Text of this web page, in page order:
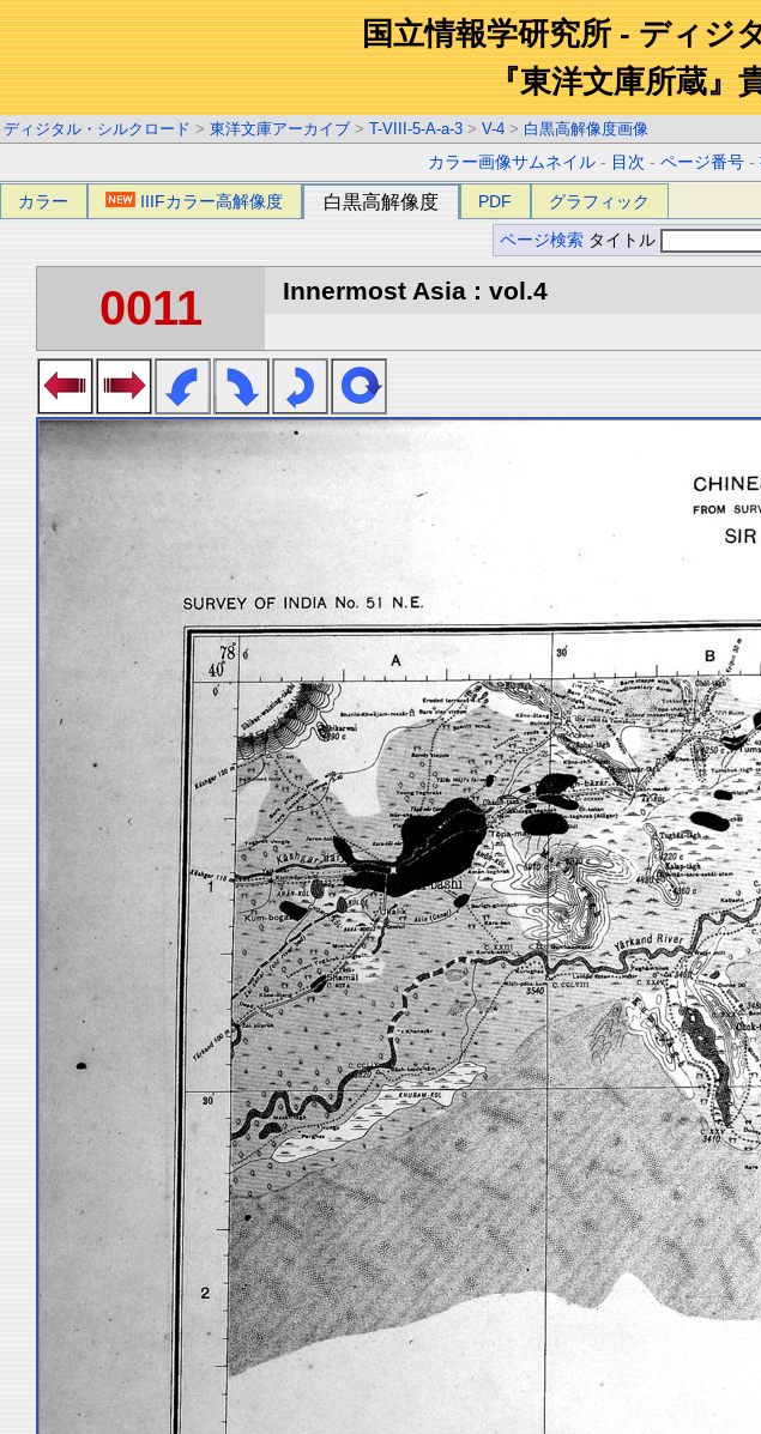
国立情報学研究所 - ディジ
『東洋文庫所蔵』
ディジタル・シルクロード > 東洋文庫アーカイブ > T-VIII-5-A-a-3 > V-4 > 白黒高解像度画像
カラー画像サムネイル - 目次 -ページ番号 -
カラー IIIFカラー高解像度 白黒高解像度 PDF グラフィック
ページ検索 タイトル
0011 Innermost Asia : vol.4